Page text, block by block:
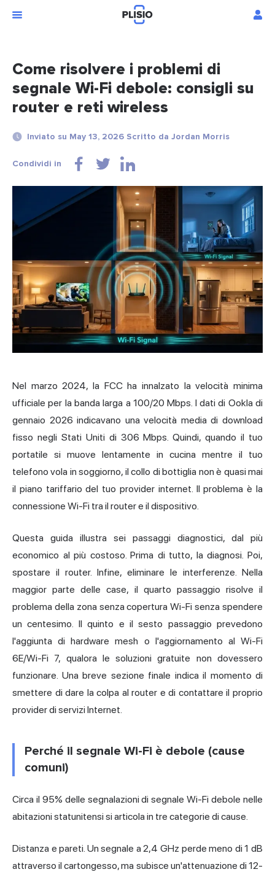
Come risolvere i problemi di
segnale Wi-Fi debole: consigli su
router e reti wireless
Inviato su May 13, 2026 Scritto da Jordan Morris
Condividi in
Nel marzo 2024, la FCC ha innalzato la velocità minima
ufficiale per la banda larga a 100/20 Mbps. I dati di Ookla di
gennaio 2026 indicavano una velocità media di download
fisso negli Stati Uniti di 306 Mbps. Quindi, quando il tuo
portatile si muove lentamente in cucina mentre il tuo
telefono vola in soggiorno, il collo di bottiglia non è quasi mai
il piano tariffario del tuo provider internet. Il problema è la
connessione Wi-Fi tra il router e il dispositivo.
Questa guida illustra sei passaggi diagnostici, dal più
economico al più costoso. Prima di tutto, la diagnosi. Poi,
spostare il router. Infine, eliminare le interferenze. Nella
maggior parte delle case, il quarto passaggio risolve il
problema della zona senza copertura Wi-Fi senza spendere
un centesimo. Il quinto e il sesto passaggio prevedono
l'aggiunta di hardware mesh o l'aggiornamento al Wi-Fi
6E/Wi-Fi 7, qualora le soluzioni gratuite non dovessero
funzionare. Una breve sezione finale indica il momento di
smettere di dare la colpa al router e di contattare il proprio
provider di serviziInternet.
Perché il segnale Wi-Fi è debole (cause
comuni)
Circa il 95% delle segnalazioni di segnale Wi-Fi debole nelle
abitazioni statunitensi si articola in tre categorie di cause.
Distanza e pareti. Un segnale a 2,4 GHz perde meno di 1 dB
attraverso il cartongesso, ma subisce un'attenuazione di 12-